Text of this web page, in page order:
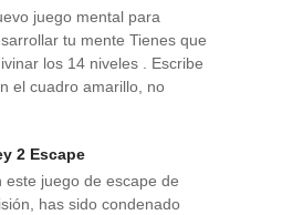
juego mental para
tu mente Tienes que
los 14 niveles . Escribe
el cuadro amarillo, no
2 Escape
este juego de escape de
has sido condenado